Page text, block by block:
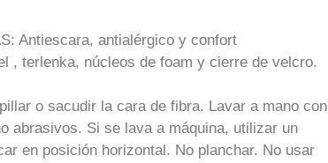
Antiescara, antialérgico y confort
, terlenka, núcleos de foam y cierre de velcro.
o sacudir la cara de fibra. Lavar a mano con
abrasivos. Si se lava a máquina, utilizar un
en posición horizontal. No planchar. No usar